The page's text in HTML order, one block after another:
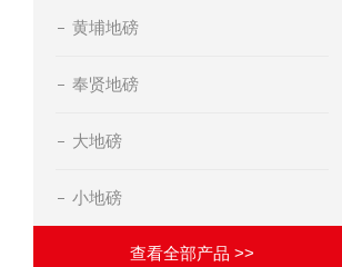
黄埔地磅
奉贤地磅
大地磅
小地磅
查看全部产品 >>